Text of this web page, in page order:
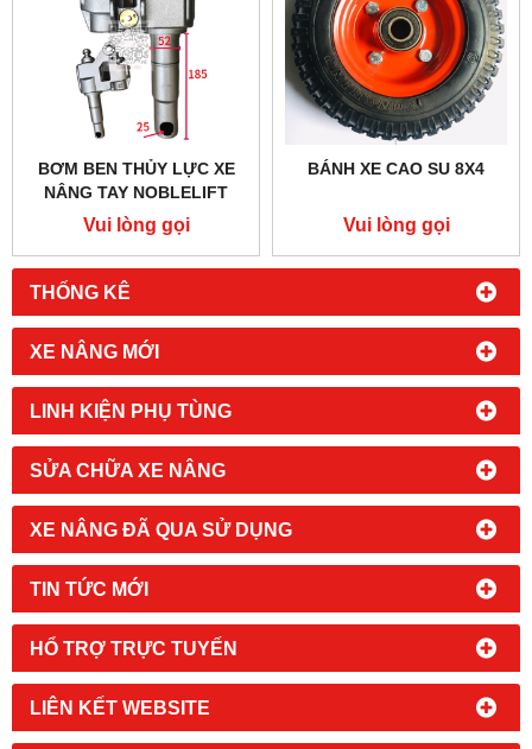
THỐNG KÊ
XE NÂNG MỚI
LINH KIỆN PHỤ TÙNG
SỬA CHỮA XE NÂNG
XE NÂNG ĐÃ QUA SỬ DỤNG
TIN TỨC MỚI
HỔ TRỢ TRỰC TUYẾN
LIÊN KẾT WEBSITE
BƠM BEN THỦY LỰC XE
NÂNG TAY NOBLELIFT
2500KG
Vui lòng gọi
BÁNH XE CAO SU 8X4
Vui lòng gọi